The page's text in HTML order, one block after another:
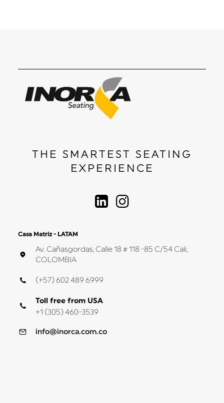
THE SMARTEST SEATING
EXPERIENCE
Casa Matriz - LATAM
Av. Cañasgordas, Calle 18 # 118 -85 C/54 Cali,
COLOMBIA
(+57) 602 489 6999
Toll free from USA
+1 (305) 460-3539
info@inorca.com.co